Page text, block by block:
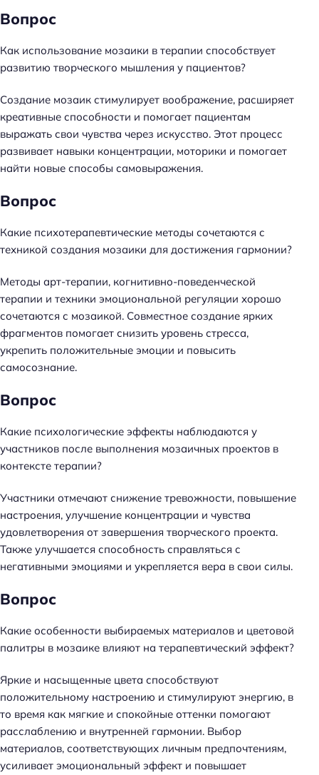
Вопрос
Как использование мозаики в терапии способствует
развитию творческого мышления у пациентов?
Создание мозаик стимулирует воображение, расширяет
креативные способности и помогает пациентам
выражать свои чувства через искусство. Этот процесс
развивает навыки концентрации, моторики и помогает
найти новые способы самовыражения.
Вопрос
Какие психотерапевтические методы сочетаются с
техникой создания мозаики для достижения гармонии?
Методы арт-терапии, когнитивно-поведенческой
терапии и техники эмоциональной регуляции хорошо
сочетаются с мозаикой. Совместное создание ярких
фрагментов помогает снизить уровень стресса,
укрепить положительные эмоции и повысить
самосознание.
Вопрос
Какие психологические эффекты наблюдаются у
участников после выполнения мозаичных проектов в
контексте терапии?
Участники отмечают снижение тревожности, повышение
настроения, улучшение концентрации и чувства
удовлетворения от завершения творческого проекта.
Также улучшается способность справляться с
негативными эмоциями и укрепляется вера в свои силы.
Вопрос
Какие особенности выбираемых материалов и цветовой
палитры в мозаике влияют на терапевтический эффект?
Яркие и насыщенные цвета способствуют
положительному настроению и стимулируют энергию, в
то время как мягкие и спокойные оттенки помогают
расслаблению и внутренней гармонии. Выбор
материалов, соответствующих личным предпочтениям,
усиливает эмоциональный эффект и повышает
Н
й
т